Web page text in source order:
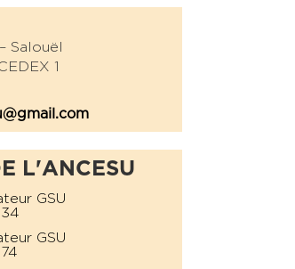
Salouël
1
L'ANCESU
GSU
34
GSU